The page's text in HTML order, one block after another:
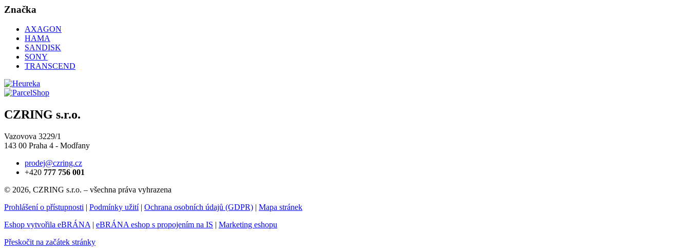
Značka
AXAGON
HAMA
SANDISK
SONY
TRANSCEND
CZRING s.r.o.
Vazovova 3229/1
143 00 Praha 4 - Modřany
prodej@czring.cz
+420 777 756 001
© 2026, CZRING s.r.o. – všechna práva vyhrazena
Prohlášení o přístupnosti | Podmínky užití| Ochrana osobních údajů (GDPR) | Mapa stránek
Eshop vytvořila eBRÁNA | eBRÁNA eshop s propojením na IS | Marketing eshopu
Přeskočit na začátek stránky